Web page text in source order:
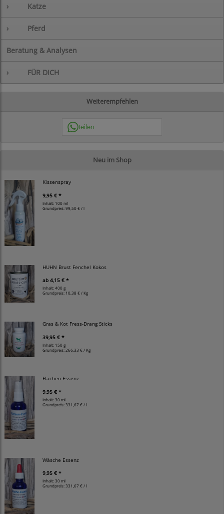
› Katze
› Pferd
Beratung & Analysen
› FÜR DICH
Weiterempfehlen
teilen
Neu im Shop
Kissenspray
9,95 € *
Inhalt: 100 ml
Grundpreis:99,50 € / l
HUHN Brust Fenchel Kokos
ab 4,15 € *
Inhalt: 400 g
Grundpreis: 10,38 € / Kg
Gras & Kot Fress-Drang Sticks
39,95 € *
Inhalt: 150 g
Grundpreis: 266,33 € / Kg
Flächen Essenz
9,95 € *
Inhalt: 30 ml
Grundpreis:331,67 € / l
Wäsche Essenz
9,95 € *
Inhalt: 30 ml
Grundpreis:331,67 € / l